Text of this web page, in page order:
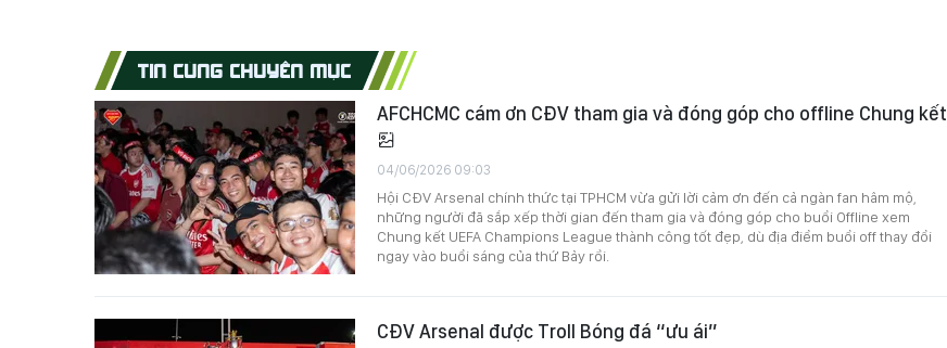
TIN CÙNG CHUYÊN MỤC
AFCHCMC cám ơn CĐV tham gia và đóng góp cho offline Chung kết
04/06/2026 09:03
Hội CĐV Arsenal chính thức tại TPHCM vừa gửi lời cảm ơn đến cả ngàn fan hâm mộ,
những người đã sắp xếp thời gian đến tham gia và đóng góp cho buổi Offline xem
Chung kết UEFA Champions League thành công tốt đẹp, dù địa điểm buổi off thay đổi
ngay vào buổi sáng của thứ Bảy rồi.
CĐV Arsenal được Troll Bóng đá “ưu ái”